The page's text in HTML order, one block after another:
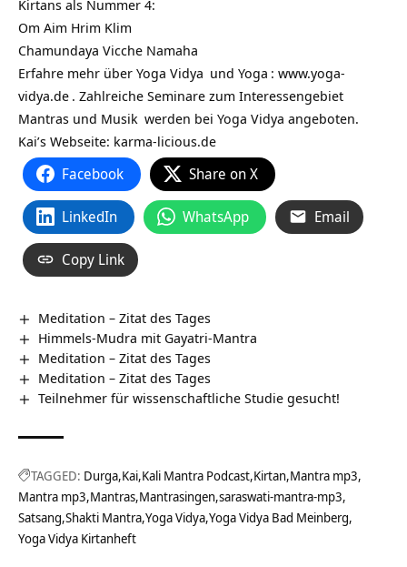
Kirtans als Nummer 4:
Om Aim Hrim Klim
Chamundaya Vicche Namaha
Erfahre mehr über Yoga Vidya und Yoga : www.yoga-
vidya.de . Zahlreiche Seminare zum Interessengebiet
Mantras und Musik werden bei Yoga Vidya angeboten.
Kai’s Webseite: karma-licious.de
Facebook Share on X
LinkedIn WhatsApp Email
Copy Link
Meditation – Zitat des Tages
Himmels-Mudra mit Gayatri-Mantra
Meditation – Zitat des Tages
Meditation – Zitat des Tages
Teilnehmer für wissenschaftliche Studie gesucht!
TAGGED: Durga Kai Kali Mantra Podcast Kirtan Mantra mp3
Mantra mp3 Mantras Mantrasingen saraswati-mantra-mp3
Satsang Shakti Mantra Yoga Vidya Yoga Vidya Bad Meinberg
Yoga Vidya Kirtanheft